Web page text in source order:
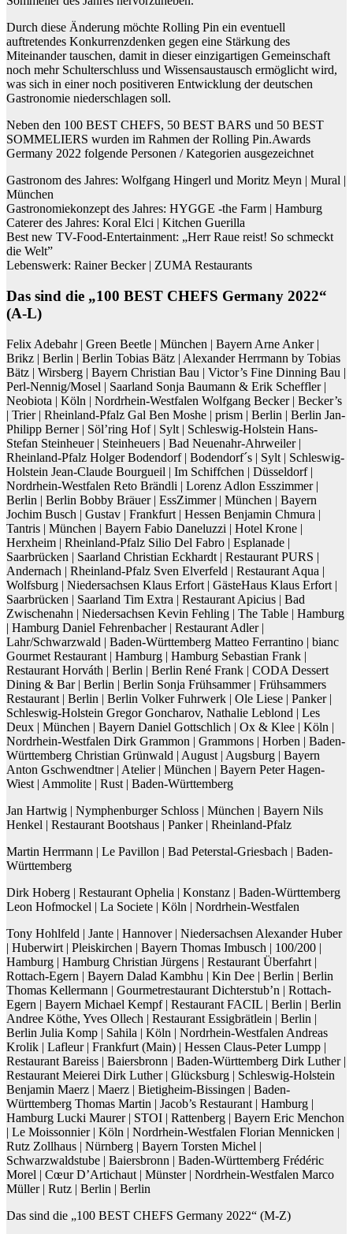
Durch diese Änderung möchte Rolling Pin ein eventuell
auftretendes Konkurrenzdenken gegen eine Stärkung des
Miteinander tauschen, damit in dieser einzigartigen Gemeinschaft
noch mehr Schulterschluss und Wissensaustausch ermöglicht wird,
was sich in einer noch positiveren Entwicklung der deutschen
Gastronomie niederschlagen soll.
Neben den 100 BEST CHEFS, 50 BEST BARS und 50 BEST
SOMMELIERS wurden im Rahmen der Rolling Pin.Awards
Germany 2022 folgende Personen / Kategorien ausgezeichnet
Gastronom des Jahres: Wolfgang Hingerl und Moritz Meyn | Mural |
München
Gastronomiekonzept des Jahres: HYGGE -the Farm | Hamburg
Caterer des Jahres: Koral Elci | Kitchen Guerilla
Best new TV-Food-Entertainment: „Herr Raue reist! So schmeckt
die Welt”
Lebenswerk: Rainer Becker | ZUMA Restaurants
Das sind die „100 BEST CHEFS Germany 2022“
(A-L)
Felix Adebahr | Green Beetle | München | Bayern Arne Anker |
Brikz | Berlin | Berlin Tobias Bätz | Alexander Herrmann by Tobias
Bätz | Wirsberg | Bayern Christian Bau | Victor’s Fine Dinning Bau |
Perl-Nennig/Mosel | Saarland Sonja Baumann & Erik Scheffler |
Neobiota | Köln | Nordrhein-Westfalen Wolfgang Becker | Becker’s
| Trier | Rheinland-Pfalz Gal Ben Moshe | prism | Berlin | Berlin Jan-
Philipp Berner | Söl’ring Hof | Sylt | Schleswig-Holstein Hans-
Stefan Steinheuer | Steinheuers | Bad Neuenahr-Ahrweiler |
Rheinland-Pfalz HolgerBodendorf | Bodendorf´s | Sylt | Schleswig-
Holstein Jean-Claude Bourgueil | Im Schiffchen | Düsseldorf |
Nordrhein-Westfalen Reto Brändli | Lorenz Adlon Esszimmer |
Berlin | Berlin Bobby Bräuer | EssZimmer | München | Bayern
Jochim Busch | Gustav | Frankfurt | Hessen Benjamin Chmura |
Tantris | München | Bayern Fabio Daneluzzi | Hotel Krone |
Herxheim | Rheinland-Pfalz Silio Del Fabro | Esplanade |
Saarbrücken | Saarland Christian Eckhardt | Restaurant PURS |
Andernach | Rheinland-Pfalz Sven Elverfeld | Restaurant Aqua |
Wolfsburg | Niedersachsen Klaus Erfort | GästeHaus Klaus Erfort |
Saarbrücken | Saarland Tim Extra | Restaurant Apicius | Bad
Zwischenahn | Niedersachsen Kevin Fehling | The Table | Hamburg
| Hamburg Daniel Fehrenbacher | Restaurant Adler |
Lahr/Schwarzwald | Baden-Württemberg Matteo Ferrantino | bianc
Gourmet Restaurant | Hamburg | Hamburg Sebastian Frank |
Restaurant Horváth | Berlin | Berlin René Frank | CODA Dessert
Dining & Bar | Berlin | Berlin Sonja Frühsammer | Frühsammers
Restaurant | Berlin | Berlin VolkerFuhrwerk | Ole Liese | Panker |
Schleswig-Holstein GregorGoncharov, Nathalie Leblond | Les
Deux | München | Bayern Daniel Gottschlich | Ox & Klee | Köln |
Nordrhein-Westfalen Dirk Grammon | Grammons | Horben | Baden-
Württemberg Christian Grünwald | August | Augsburg | Bayern
Anton Gschwendtner | Atelier | München | Bayern PeterHagen-
Wiest | Ammolite | Rust | Baden-Württemberg
Jan Hartwig | Nymphenburger Schloss | München | Bayern Nils
Henkel | Restaurant Bootshaus | Panker | Rheinland-Pfalz
Martin Herrmann | Le Pavillon | Bad Peterstal-Griesbach | Baden-
Württemberg
Dirk Hoberg | Restaurant Ophelia | Konstanz | Baden-Württemberg
Leon Hofmockel | La Societe | Köln | Nordrhein-Westfalen
Tony Hohlfeld | Jante | Hannover | Niedersachsen AlexanderHuber
| Huberwirt | Pleiskirchen | Bayern Thomas Imbusch | 100/200 |
Hamburg | Hamburg Christian Jürgens | Restaurant Überfahrt |
Rottach-Egern | Bayern Dalad Kambhu | Kin Dee | Berlin | Berlin
Thomas Kellermann | Gourmetrestaurant Dichterstub’n | Rottach-
Egern | Bayern Michael Kempf | Restaurant FACIL | Berlin | Berlin
Andree Köthe, Yves Ollech | Restaurant Essigbrätlein | Berlin |
Berlin Julia Komp | Sahila | Köln | Nordrhein-Westfalen Andreas
Krolik | Lafleur | Frankfurt (Main) | Hessen Claus-PeterLumpp |
Restaurant Bareiss | Baiersbronn | Baden-Württemberg Dirk Luther |
Restaurant Meierei Dirk Luther | Glücksburg | Schleswig-Holstein
Benjamin Maerz | Maerz | Bietigheim-Bissingen | Baden-
Württemberg Thomas Martin | Jacob’s Restaurant | Hamburg |
Hamburg Lucki Maurer | STOI | Rattenberg | Bayern Eric Menchon
| Le Moissonnier | Köln | Nordrhein-Westfalen Florian Mennicken |
Rutz Zollhaus | Nürnberg | Bayern Torsten Michel |
Schwarzwaldstube | Baiersbronn | Baden-Württemberg Frédéric
Morel | Cœur D’Artichaut | Münster | Nordrhein-Westfalen Marco
Müller | Rutz | Berlin | Berlin
Das sind die „100 BEST CHEFS Germany 2022“ (M-Z)